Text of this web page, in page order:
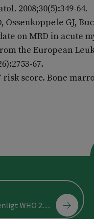
2008;30(5):349-64.
Ossenkoppele GJ,
on MRD in acute
the European
67.
risk score. Bone
WHO 2022